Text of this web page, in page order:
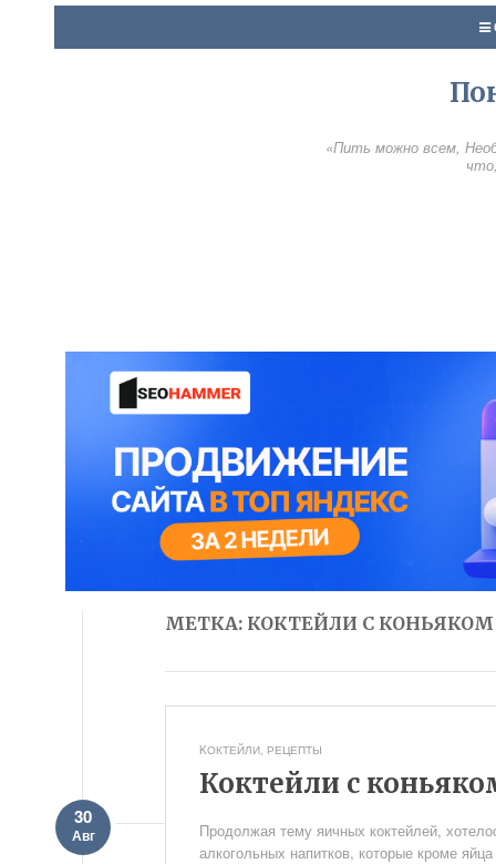
«Пить можно всем,
МЕТКА: КОКТЕЙЛИ С КОНЬЯКОМ
KОКТЕЙЛИ РЕЦЕПТЫ
Коктейли с
30
Авг
Продолжая тему яичных коктейлей,
алкогольных напитков, которые кроме